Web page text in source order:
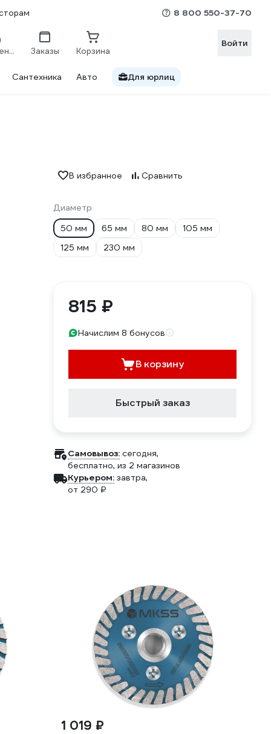
8 800 550-37-70
Сравнение Заказы Корзина
Войти
Сантехника Авто Для юрлиц
В избранное Сравнить
Диаметр
50 мм
65 мм 80 мм
105 мм
125 мм
230 мм
815 ₽
Начислим 8 бонусов
В корзину
Быстрый заказ
Самовывоз: сегодня,
бесплатно, из 2 магазинов
Курьером: завтра,
от 290 ₽
1 019 ₽